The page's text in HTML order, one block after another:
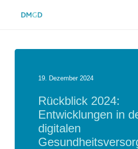
19. Dezember 2024
Rückblick 2024:
Entwicklungen in
digitalen